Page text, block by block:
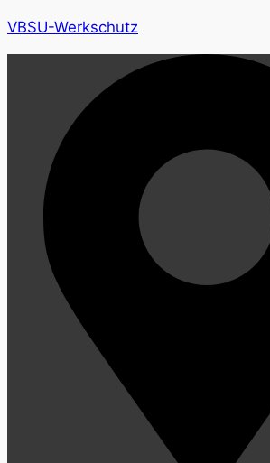
VBSU-Werkschutz